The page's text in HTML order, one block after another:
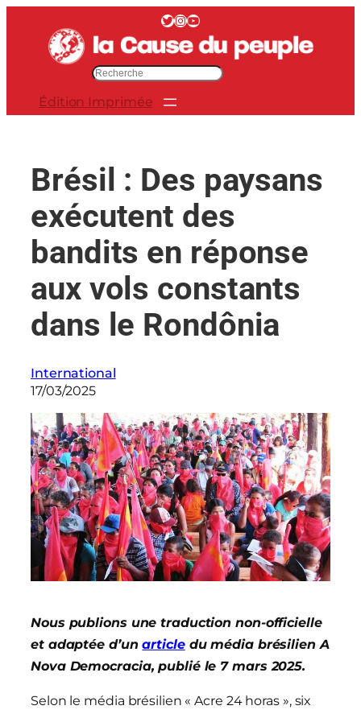
contenu
Twitter InstagramYouTube
e
Édition Imprimée
Brésil : Des paysans
exécutent des
bandits en réponse
aux vols constants
dans le Rondônia
International
17/03/2025
Nous publions une traduction non-officielle
et adaptée d’unarticledu média brésilien A
Nova Democracia, publié le 7 mars 2025.
Selon le média brésilien « Acre 24 horas », six